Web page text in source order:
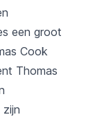
een groot
Cook
Thomas